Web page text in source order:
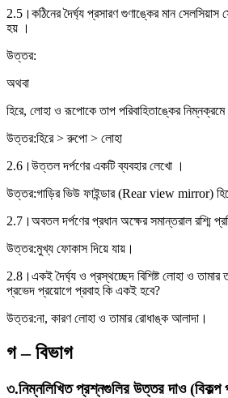
2.5। কঠিনের দৈর্ঘ্য প্রসারণ গুণাঙ্কের মান
হয় ।
উত্তর:
অথবা
হিরে, লোহা ও রূপোকে তাপ পরিবাহিতাঙ্কের
উত্তর:হিরে > রুপো > লোহা
2.6। উত্তল দর্পণের একটি ব্যবহার লেখো ।
উত্তর:গাড়ির ভিউ ফাইন্ডার (Rear view mirror)
2.7। অবতল দর্পণের প্রধান অক্ষের সমান্তরাল রশ্মি
উত্তর:মুখ্য ফোকাস দিয়ে যায়।
2.8। একই দৈর্ঘ্য ও প্রস্থচ্ছেদ বিশিষ্ট লোহা ও
প্রভেদ প্রয়োগে প্রবাহ কি একই হবে?
উত্তর:না, কারণ লোহা ও তামার রোধাঙ্ক আলাদা।
গ – বিভাগ
৩.নিম্নলিখিত প্রশ্নগুলির উত্তর দাও (বিকল্প